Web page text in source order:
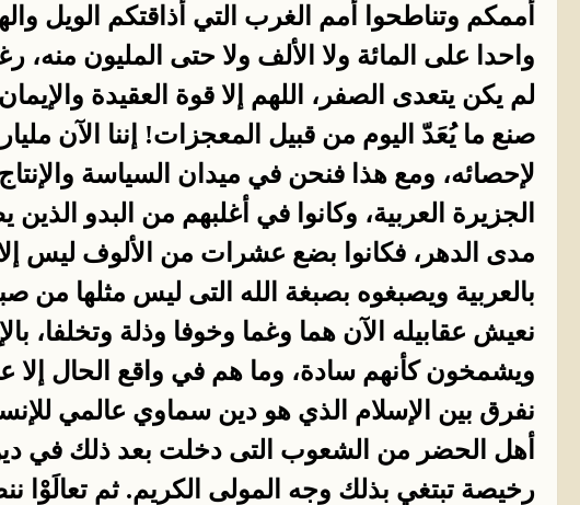
أممكم وتناطحوا أمم الغرب التي أذاقتكم الويل
واحدا على المائة ولا الألف ولا حتى المليون منه،
لم يكن يتعدى الصفر، اللهم إلا قوة العقيدة
صنع ما يُعَدّ اليوم من قبيل المعجزات! إننا الآن
لإحصائه، ومع هذا فنحن في ميدان السياسة
الجزيرة العربية، وكانوا في أغلبهم من البدو
مدى الدهر، فكانوا بضع عشرات من الألوف ليس
بالعربية ويصبغوه بصبغة الله التى ليس مثلها
نعيش عقابيله الآن هما وغما وخوفا وذلة وتخلفا،
ويشمخون كأنهم سادة، وما هم في واقع الحال إلا
نفرق بين الإسلام الذي هو دين سماوي عالمي
أهل الحضر من الشعوب التى دخلت بعد ذلك في دين
رخيصة تبتغي بذلك وجه المولى الكريم. ثم تعالَوْا